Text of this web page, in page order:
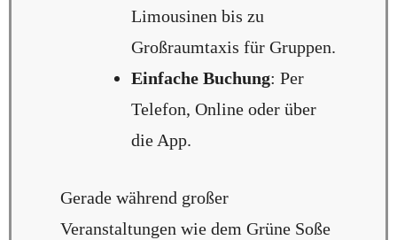
Limousinen bis zu
Großraumtaxis für Gruppen.
Einfache Buchung: Per
Telefon, Online oder über
die App.
Gerade während großer
Veranstaltungen wie dem Grüne Soße